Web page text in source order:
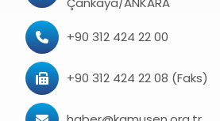
+90 312 424 22 00
+90 312 424 22 08 (Faks)